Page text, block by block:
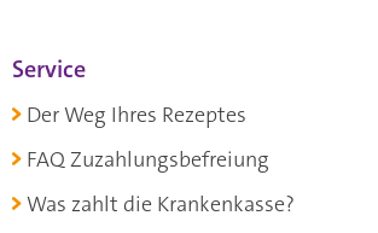
Service
Der Weg Ihres Rezeptes
FAQ Zuzahlungsbefreiung
Was zahlt die Krankenkasse?